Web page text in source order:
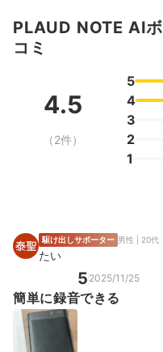
PLAUD NOTE AI
コミ
4.5
（2件）
5
4
3
2
1
駆け出しサポーター 男性 | 20代
たい
5 2025/11/25
簡単に録音できる